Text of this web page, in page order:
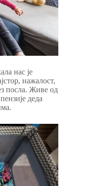
нас је
нажалост,
посла. Живе од
деда